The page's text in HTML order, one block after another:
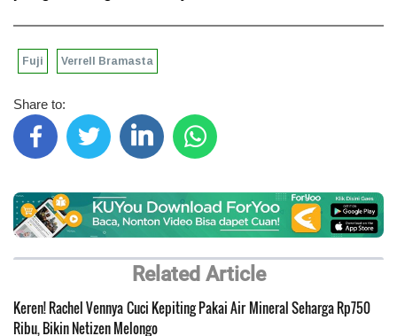
Fuji Verrell Bramasta
Share to:
Related Article
Keren! Rachel Vennya Cuci Kepiting Pakai Air Mineral Seharga Rp750
Ribu, Bikin Netizen Melongo